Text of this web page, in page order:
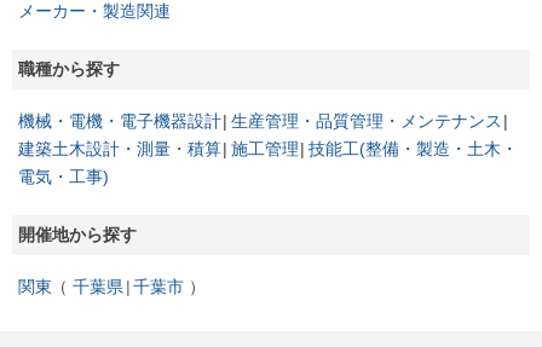
メーカー・製造関連
職種から探す
機械・電機・電子機器設計 生産管理・品質管理・メンテナンス
建築土木設計・測量・積算 施工管理 技能工(整備・製造・土木・
電気・工事)
開催地から探す
関東 千葉県 千葉市